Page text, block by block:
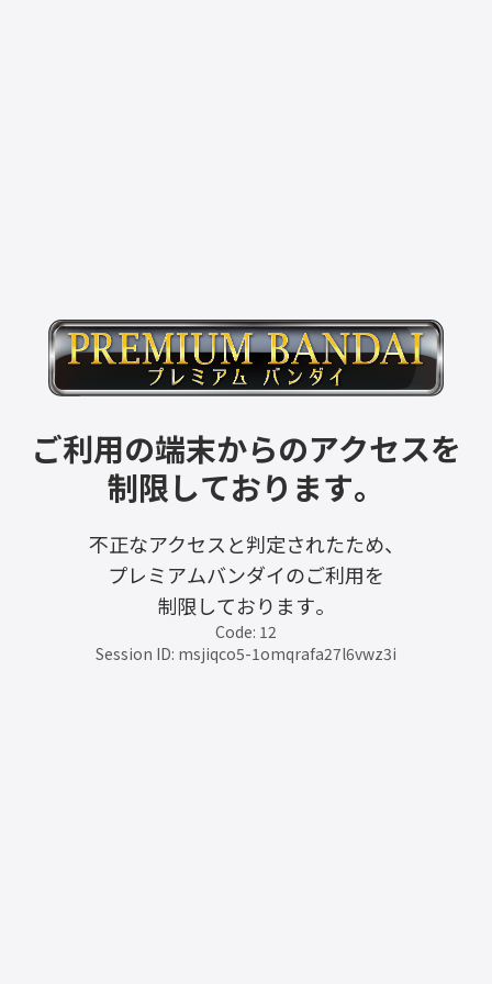
ご利用の端末からのアクセスを
制限しております。
不正なアクセスと判定されたため、
プレミアムバンダイのご利用を
制限しております。
Code: 12
Session ID: msjiqco5-1omqrafa27l6vwz3i